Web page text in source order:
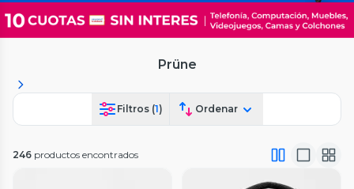
Prüne
Filtros (1) Ordenar
246 productos encontrados